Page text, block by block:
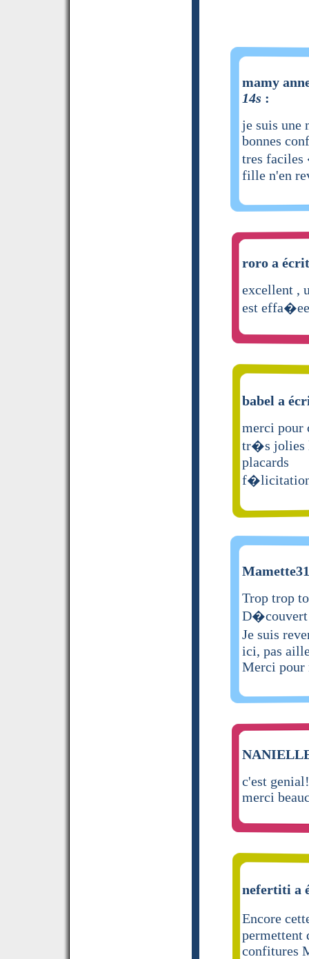
mamy
14s :
je suis une
bonnes
tres
fille n'en
roro a
excellent ,
est effa�ee
babel a
merci pour
tr�s jolies
placards
Trop trop
D�couvert
Je suis
ici, pas
Merci pour
c'est
merci
nefertiti a
Encore
permettent
confitures